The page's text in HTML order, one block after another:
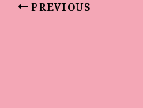
PREVIOUS